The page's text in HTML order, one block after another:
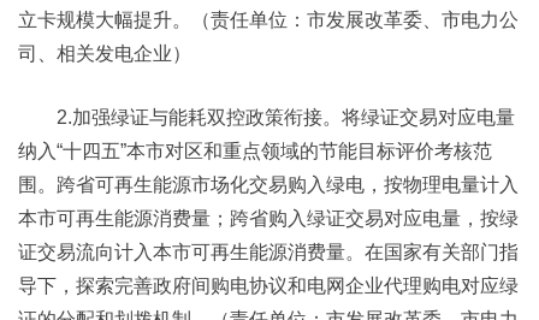
立卡规模大幅提升。（责任单位：市发展改革委、市电力公
司、相关发电企业）
2.加强绿证与能耗双控政策衔接。将绿证交易对应电量
纳入“十四五”本市对区和重点领域的节能目标评价考核范
围。跨省可再生能源市场化交易购入绿电，按物理电量计入
本市可再生能源消费量；跨省购入绿证交易对应电量，按绿
证交易流向计入本市可再生能源消费量。在国家有关部门指
导下，探索完善政府间购电协议和电网企业代理购电对应绿